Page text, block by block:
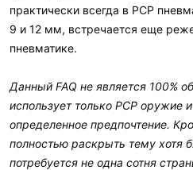
практически всегда в PCP
9 и 12 мм, встречается еще
пневматике.
Данный FAQ не является 100%
использует только PCP оружие
определенное предпочтение.
полностью раскрыть тему хотя
потребуется не одна сотня